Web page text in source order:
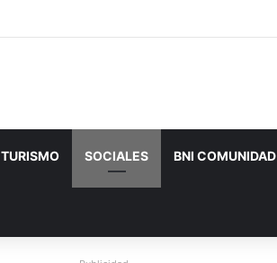
TURISMO SOCIALES BNI COMUNIDAD